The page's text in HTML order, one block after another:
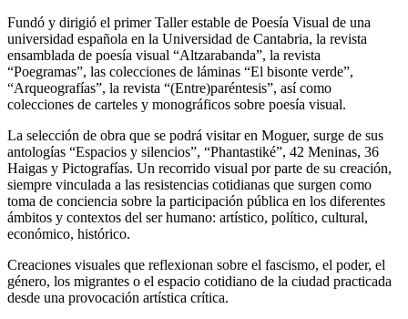
Fundó y dirigió el primer Taller estable de Poesía Visual de una
universidad española en la Universidad de Cantabria, la revista
ensamblada de poesía visual “Altzarabanda”, la revista
“Poegramas”, las colecciones de láminas “El bisonte verde”,
“Arqueografías”, la revista “(Entre)paréntesis”, así como
colecciones de carteles y monográficos sobre poesía visual.
La selección de obra que se podrá visitar en Moguer, surge de sus
antologías “Espacios y silencios”, “Phantastiké”, 42 Meninas, 36
Haigas y Pictografías. Un recorrido visual por parte de su creación,
siempre vinculada a las resistencias cotidianas que surgen como
toma de conciencia sobre la participación pública en los diferentes
ámbitos y contextos del ser humano: artístico, político, cultural,
económico, histórico.
Creaciones visuales que reflexionan sobre el fascismo, el poder, el
género, los migrantes o el espacio cotidiano de la ciudad practicada
desde una provocación artística crítica.